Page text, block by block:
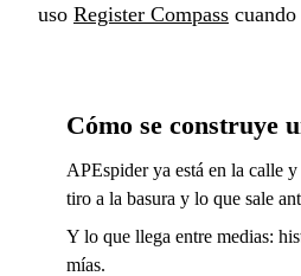
uso Register Compass
Cómo se construye
APEspider ya está en la calle
tiro a la basura y lo que sale
Y lo que llega entre medias:
mías.